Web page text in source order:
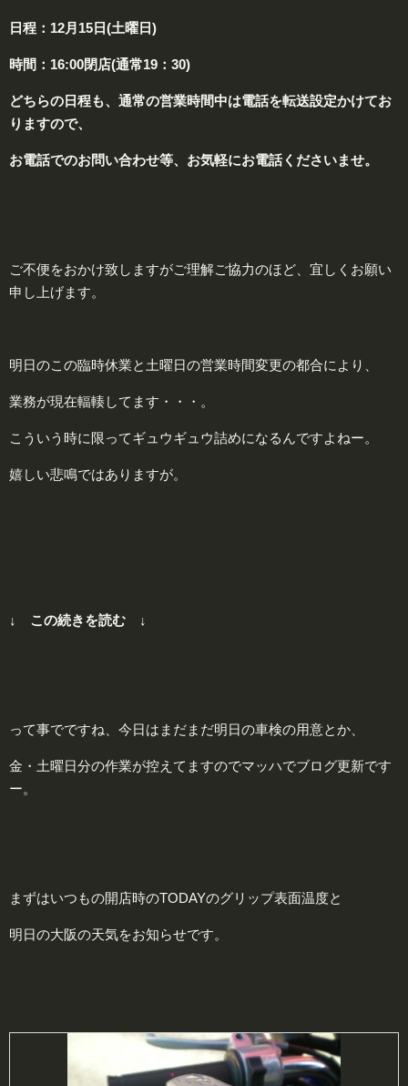
日程： 12月15日(土曜日)
時間： 16:00閉店(通常19：30)
どちらの日程も、 通常の営業時間中は電話を転送設定かけてお
りますので、
お電話でのお問い合わせ等、お気軽にお電話くださいませ。
ご不便をおかけ致しますがご理解ご協力のほど、宜しくお願い
申し上げます。
明日のこの臨時休業と土曜日の営業時間変更の都合により、
業務が現在輻輳してます・・・。
こういう時に限ってギュウギュウ詰めになるんですよねー。
嬉しい悲鳴ではありますが。
↓ この続きを読む ↓
って事でですね、今日はまだまだ明日の車検の用意とか、
金・土曜日分の作業が控えてますのでマッハでブログ更新です
ー。
まずはいつもの開店時のTODAYのグリップ表面温度と
明日の大阪の天気をお知らせです。